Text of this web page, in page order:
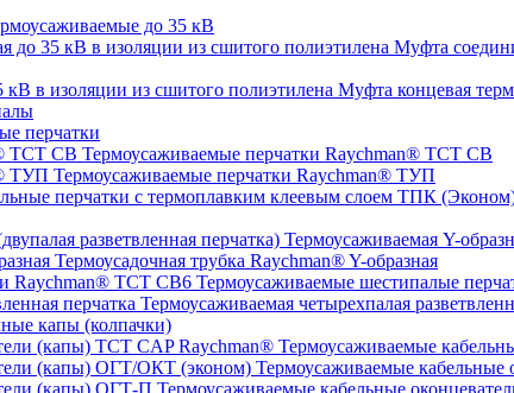
до 35 кВ
Муфта
Муфта концевая
перчатки
Термоусаживаемые перчатки Raychman® TCT CB
Термоусаживаемые перчатки Raychman® ТУП
ТПК (Эконом)
Термоусаживаемая Y-
Термоусадочная трубка Raychman® Y-образная
Термоусаживаемые шестипалые
Термоусаживаемая четырехпалая
капы (колпачки)
Термоусаживаемые
Термоусаживаемые
Термоусаживаемые кабельные